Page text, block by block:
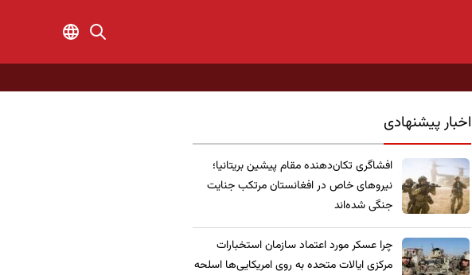
اخبار پیشنهادی
​افشاگری تکان‌دهنده مقام پیشین بریتانیا؛
نیروهای خاص در افغانستان مرتکب جنایت
جنگی شده‌اند
چرا عسکر مورد اعتماد سازمان استخبارات
مرکزی ایالات متحده به روی امریکایی‌ها اسلحه